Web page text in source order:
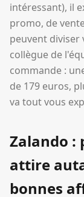
intéressant), il
promo, de
peuvent diviser
collègue de
commande :
de 179 euros,
va tout vous
Zalando :
attire
bonnes